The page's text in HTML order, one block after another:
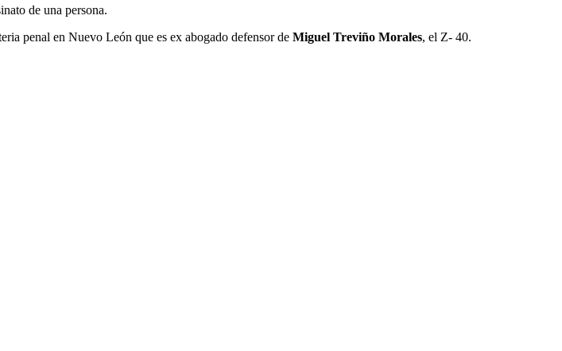
de una persona.
penal en Nuevo León que es ex abogado defensor de Miguel Treviño Morales, el Z- 40.